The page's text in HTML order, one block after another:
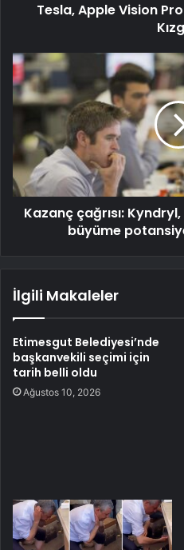
Tesla, Apple Vision
Kazanç çağrısı:
büyüme
İlgili Makaleler
Etimesgut Belediyesi’nde
başkanvekili seçimi için
tarih belli oldu
Ağustos 10, 2026